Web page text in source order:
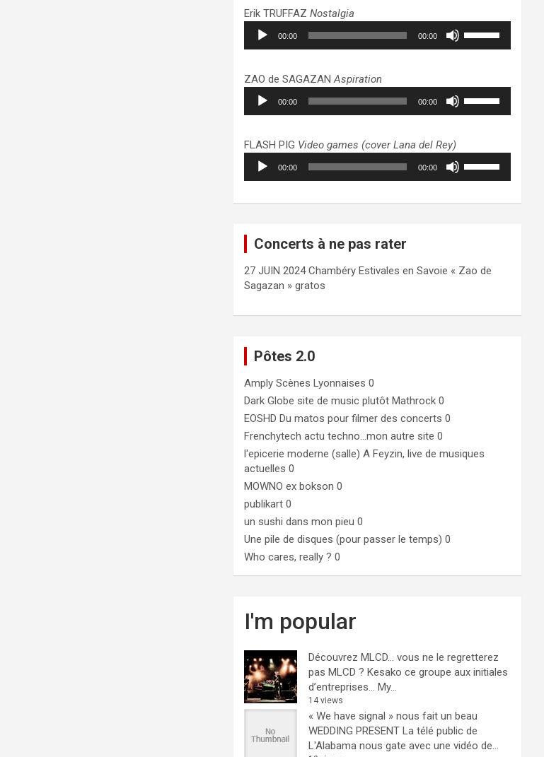
pour
augmenter
ou
volume.
Erik TRUFFAZNostalgia
Lecteur
audio
00:00 00:00
pour
augmenter
ou
volume.
ZAO de SAGAZANAspiration
Lecteur
audio
00:00 00:00
pour
augmenter
ou
FLASH PIG Video games (cover Lana del Rey)
Lecteur
audio
00:00 00:00
haut/bas
le
Concerts à ne pas rater
27 JUIN 2024 Chambéry Estivales en Savoie « Zao de
Sagazan » gratos
Pôtes 2.0
Amply Scènes Lyonnaises 0
Dark Globe site de music plutôt Mathrock 0
EOSHD Du matos pour filmer des concerts 0
Frenchytech actu techno…mon autre site 0
l'epicerie moderne (salle) A Feyzin, live de musiques
actuelles 0
MOWNO ex bokson 0
publikart 0
un sushi dans mon pieu 0
Une pile de disques (pour passer le temps) 0
Who cares, really ? 0
I'm popular
Découvrez MLCD… vous ne le regretterez
pas MLCD ? Kesako ce groupe aux initiales
d’entreprises… My...
14 views
« We have signal » nous fait un beau
WEDDING PRESENT La télé public de
L'Alabama nous gate avec une vidéo de...